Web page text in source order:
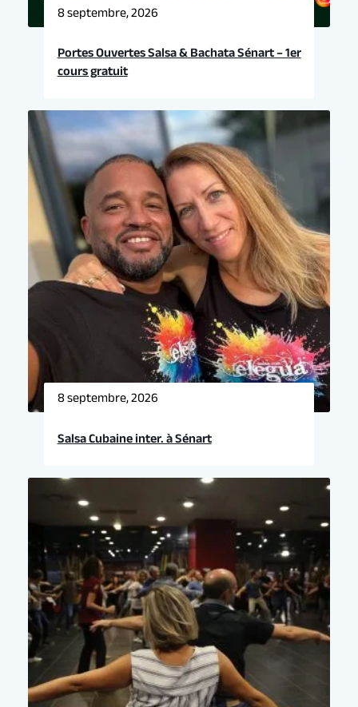
8 septembre, 2026
Portes Ouvertes Salsa & Bachata Sénart – 1er
cours gratuit
8 septembre, 2026
Salsa Cubaine inter. à Sénart